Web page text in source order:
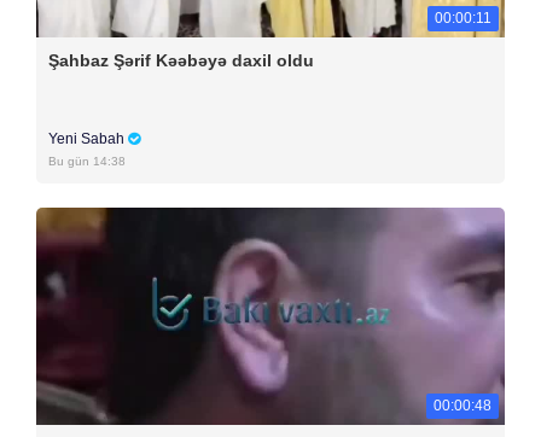
00:00:11
Şahbaz Şərif Kəəbəyə daxil oldu
Yeni Sabah
Bu gün 14:38
00:00:48